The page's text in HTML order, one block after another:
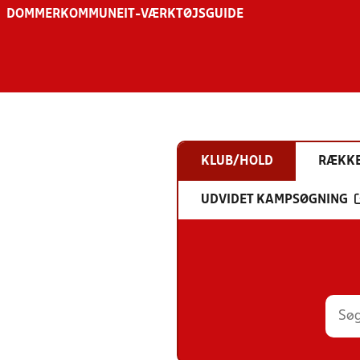
DOMMER KOMMUNE IT-VÆRKTØJSGUIDE
KLUB/HOLD
UDVIDET KAMPSØGNING